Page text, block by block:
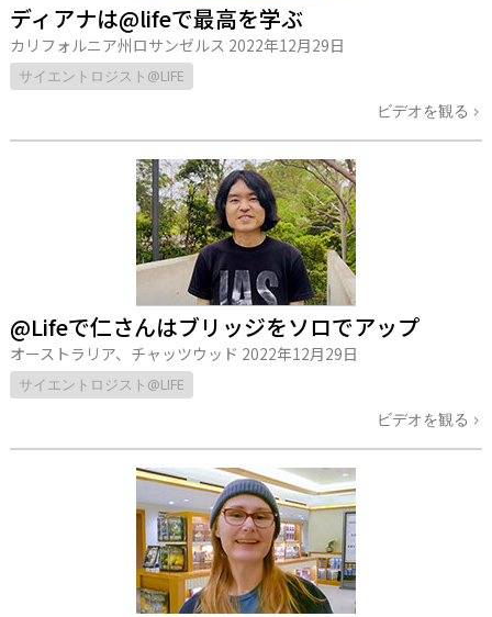
ディアナは@lifeで最高を学ぶ
カリフォルニア州ロサンゼルス 2022年12月29日
サイエントロジスト@LIFE
ビデオを観る
@Lifeで仁さんはブリッジをソロでアップ
オーストラリア、チャッツウッド 2022年12月29日
サイエントロジスト@LIFE
ビデオを観る